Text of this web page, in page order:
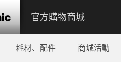
官方購物商城
耗材、配件 商城活動